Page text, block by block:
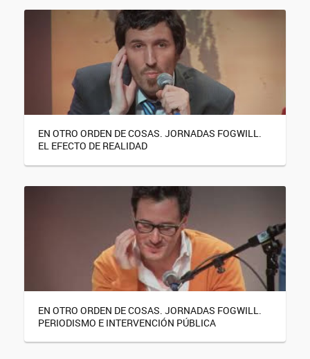
EN OTRO ORDEN DE COSAS. JORNADAS FOGWILL.
EL EFECTO DE REALIDAD
EN OTRO ORDEN DE COSAS. JORNADAS FOGWILL.
PERIODISMO E INTERVENCIÓN PÚBLICA